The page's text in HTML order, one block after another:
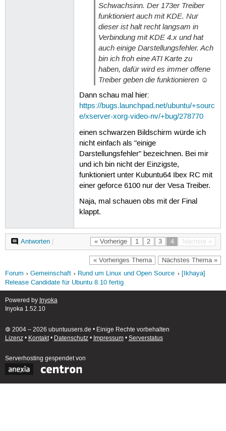
Schwachsinn. Der 173er Treiber
funktioniert auch mit KDE. Nur
dieser ist halt recht langsam in
Verbindung mit KDE 4.x und hat
auch einige Darstellungsfehler. Ach
bin ich froh eine ATI Karte zu
haben, dafür wird es immer offene
Treiber geben die funktionieren ☺
Dann schau mal hier:
https://bugs.launchpad.net/ubuntu/+sourc
e/xserver-xorg-video-nv/+bug/278770
einen schwarzen Bildschirm würde ich
nicht einfach als "einige
Darstellungsfehler" bezeichnen. Bei mir
und ich bin nicht der Einzigste,
funktioniert unter Kubuntu64 Ibex RC mit
einer geforce 6100 nur der Vesa Treiber.
Naja, mal schauen obs mit der Final
klappt.
« Vorherige 1 2 3 4 Nächste »
Antworten|
« Vorheriges Thema Nächstes Thema »
Forum Gemeinschaft Rund um Linux und Open Source
[Ikhaya]
Release Candidate für Ubuntu 8.10 fertig
Powered by Inyoka
Inyoka 1.52.10
🄯 2004 – 2026 ubuntuusers.de • Einige Rechte vorbehalten
Lizenz• Kontakt• Datenschutz• Impressum• Serverstatus
Serverhosting gespendet von